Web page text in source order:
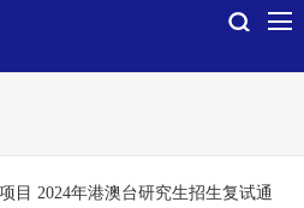
目 2024年港澳台研究生招生复试通